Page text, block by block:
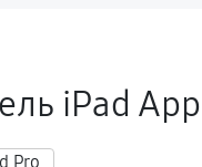
iPad
Pro